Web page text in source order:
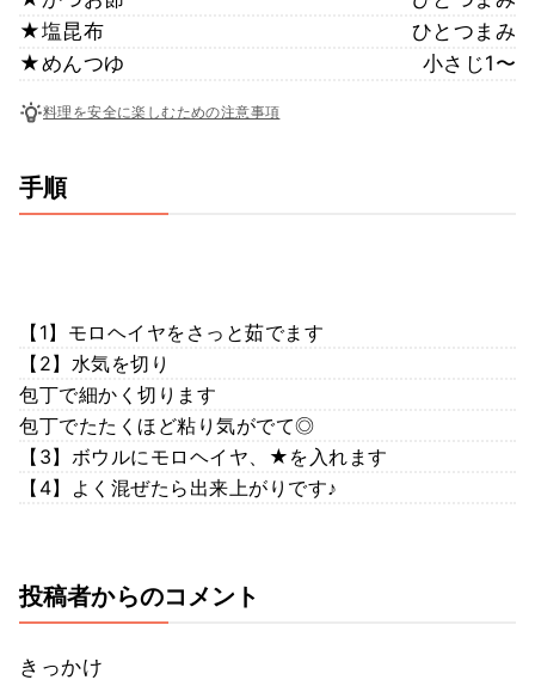
★塩昆布
ひとつまみ
★めんつゆ
小さじ1〜
料理を安全に楽しむための注意事項
手順
【1】モロヘイヤをさっと茹でます
【2】水気を切り
包丁で細かく切ります
包丁でたたくほど粘り気がでて◎
【3】ボウルにモロヘイヤ、★を入れます
【4】よく混ぜたら出来上がりです♪
投稿者からのコメント
きっかけ